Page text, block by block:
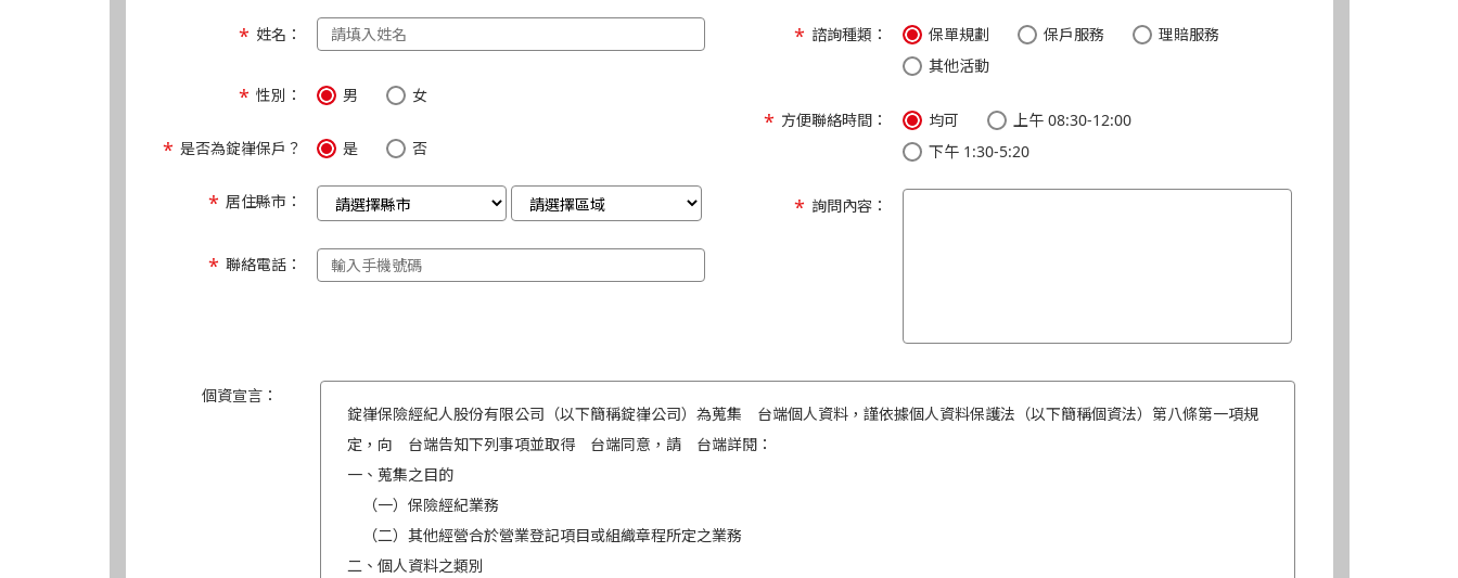
姓名：
性別： 男 女
是否為錠嵂保戶？ 是 否
居住縣市：
聯絡電話：
諮詢種類： 保單規劃 保戶服務
理賠服務
其他活動
方便聯絡時間： 均可
上午 08:30-12:00
下午 1:30-5:20
詢問內容：
個資宣言：
錠嵂保險經紀人股份有限公司（以下簡稱錠嵂公司）為蒐集 台端個人資料，謹依據個人資料保護法（以下簡稱個資法）第八條第一項規
定，向 台端告知下列事項並取得 台端同意，請 台端詳閱：
一、蒐集之目的
（一）保險經紀業務
（二）其他經營合於營業登記項目或組織章程所定之業務
二、個人資料之類別